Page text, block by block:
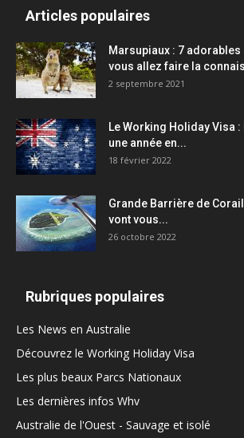
Articles populaires
Marsupiaux : 7
vous allez faire la
2 septembre 2021
Le Working Holiday Visa
une année en...
18 février 2022
Grande Barrière de
vont vous...
26 octobre 2022
Rubriques populaires
Les News en Australie
Découvrez le Working Holiday Visa
Les plus beaux Parcs Nationaux
Les dernières infos Whv
Australie de l'Ouest - Sauvage et isolé